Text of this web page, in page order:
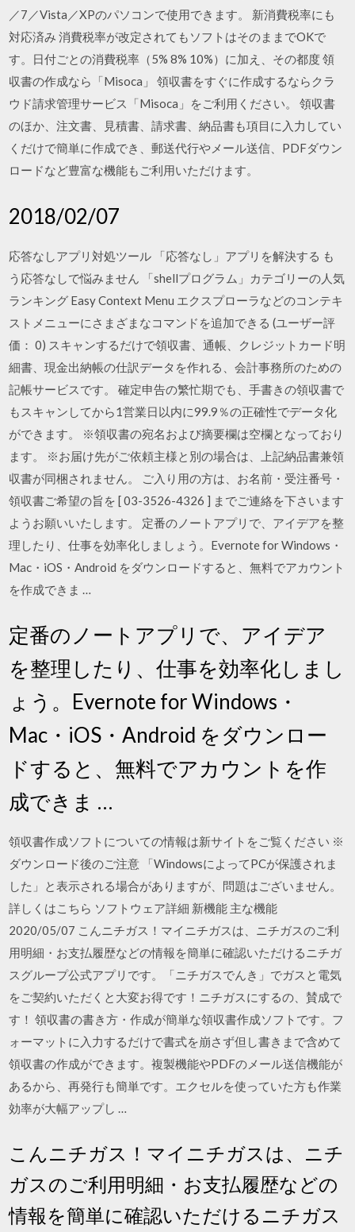
／7／Vista／XPのパソコンで使用できます。 新消費税率にも
対応済み 消費税率が改定されてもソフトはそのままでOKで
す。日付ごとの消費税率（5% 8% 10%）に加え、その都度 領
収書の作成なら「Misoca」 領収書をすぐに作成するならクラ
ウド請求管理サービス「Misoca」をご利用ください。 領収書
のほか、注文書、見積書、請求書、納品書も項目に入力してい
くだけで簡単に作成でき、郵送代行やメール送信、PDFダウン
ロードなど豊富な機能もご利用いただけます。
2018/02/07
応答なしアプリ対処ツール 「応答なし」アプリを解決する も
う応答なしで悩みません 「shellプログラム」カテゴリーの人気
ランキング Easy Context Menu エクスプローラなどのコンテキ
ストメニューにさまざまなコマンドを追加できる (ユーザー評
価： 0) スキャンするだけで領収書、通帳、クレジットカード明
細書、現金出納帳の仕訳データを作れる、会計事務所のための
記帳サービスです。 確定申告の繁忙期でも、手書きの領収書で
もスキャンしてから1営業日以内に99.9％の正確性でデータ化
ができます。 ※領収書の宛名および摘要欄は空欄となっており
ます。 ※お届け先がご依頼主様と別の場合は、上記納品書兼領
収書が同梱されません。 ご入り用の方は、お名前・受注番号・
領収書ご希望の旨を [ 03-3526-4326 ] までご連絡を下さいます
ようお願いいたします。 定番のノートアプリで、アイデアを整
理したり、仕事を効率化しましょう。Evernote for Windows・
Mac・iOS・Android をダウンロードすると、無料でアカウント
を作成できま …
定番のノートアプリで、アイデア
を整理したり、仕事を効率化しまし
ょう。Evernote for Windows・
Mac・iOS・Android をダウンロー
ドすると、無料でアカウントを作
成できま …
領収書作成ソフトについての情報は新サイトをご覧ください ※
ダウンロード後のご注意 「WindowsによってPCが保護されま
した」と表示される場合がありますが、問題はございません。
詳しくはこちら ソフトウェア詳細 新機能 主な機能
2020/05/07 こんニチガス！マイニチガスは、ニチガスのご利
用明細・お支払履歴などの情報を簡単に確認いただけるニチガ
スグループ公式アプリです。「ニチガスでんき」でガスと電気
をご契約いただくと大変お得です！ニチガスにするの、賛成で
す！ 領収書の書き方・作成が簡単な領収書作成ソフトです。フ
ォーマットに入力するだけで書式を崩さず但し書きまで含めて
領収書の作成ができます。複製機能やPDFのメール送信機能が
あるから、再発行も簡単です。エクセルを使っていた方も作業
効率が大幅アップし …
こんニチガス！マイニチガスは、ニチ
ガスのご利用明細・お支払履歴などの
情報を簡単に確認いただけるニチガス